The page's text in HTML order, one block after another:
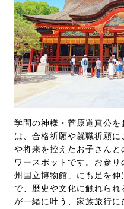
学問の神様・菅原道真公を
は、合格祈願や就職祈願
や将来を控えたお子さん
ワースポットです。お参
州国立博物館」にも足を
で、歴史や文化に触れら
が一緒に叶う、家族旅行